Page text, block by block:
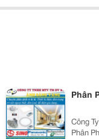
Phân
Công
Phân